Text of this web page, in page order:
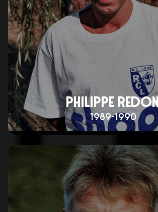
PHILIPPE
1989-1990